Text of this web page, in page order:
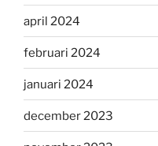
april 2024
februari 2024
januari 2024
december 2023